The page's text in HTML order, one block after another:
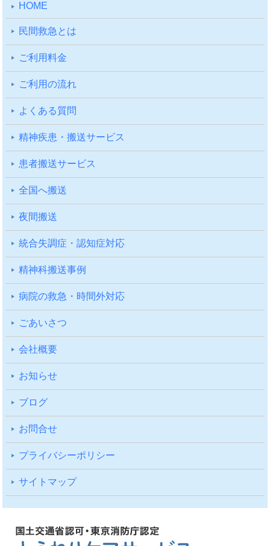
HOME
⺠間救急とは
ご利⽤料⾦
ご利⽤の流れ
よくある質問
精神疾患・搬送サービス
患者搬送サービス
全国へ搬送
夜間搬送
統合失調症・認知症対応
精神科搬送事例
病院の救急・時間外対応
ごあいさつ
会社概要
お知らせ
ブログ
お問合せ
プライバシーポリシー
サイトマップ